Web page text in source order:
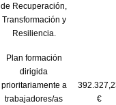
de Recuperación,
Transformación y
Resiliencia.
Plan formación
dirigida
prioritariamente a
trabajadores/as
€